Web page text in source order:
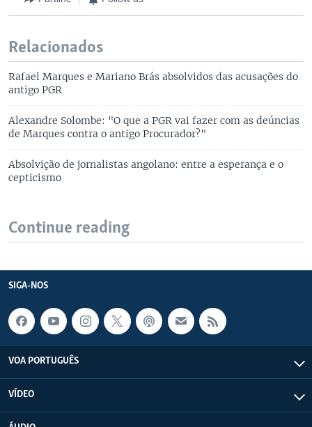
Relacionados
Rafael Marques e Mariano Brás absolvidos das acusações do
antigo PGR
Alexandre Solombe: "O que a PGR vai fazer com as deúncias
de Marques contra o antigo Procurador?"
Absolvição de jornalistas angolano: entre a esperança e o
cepticismo
Continue reading
SIGA-NOS
VOA PORTUGUÊS
VÍDEO